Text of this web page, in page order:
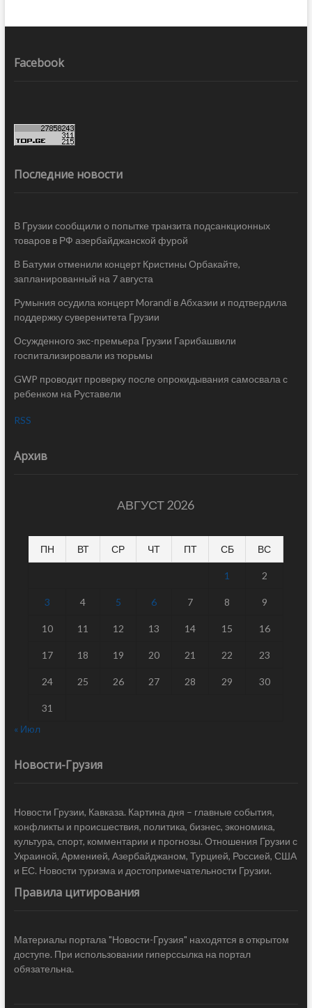
Facebook
Последние новости
В Грузии сообщили о попытке транзита подсанкционных
товаров в РФ азербайджанской фурой
В Батуми отменили концерт Кристины Орбакайте,
запланированный на 7 августа
Румыния осудила концерт Morandi в Абхазии и подтвердила
поддержку суверенитета Грузии
Осужденного экс-премьера Грузии Гарибашвили
госпитализировали из тюрьмы
GWP проводит проверку после опрокидывания самосвала с
ребенком на Руставели
RSS
Архив
АВГУСТ 2026
ПН ВТ СР ЧТ ПТ СБ ВС
1 2
3 4 5 6 7 8 9
10 11 12 13 14 15 16
17 18 19 20 21 22 23
24 25 26 27 28 29 30
31
« Июл
Новости-Грузия
Новости Грузии, Кавказа. Картина дня – главные события,
конфликты и происшествия, политика, бизнес, экономика,
культура, спорт, комментарии и прогнозы. Отношения Грузии с
Украиной, Арменией, Азербайджаном, Турцией, Россией, США
и ЕС. Новости туризма и достопримечательности Грузии.
Правила цитирования
Материалы портала "Новости-Грузия" находятся в открытом
доступе. При использовании гиперссылка на портал
обязательна.